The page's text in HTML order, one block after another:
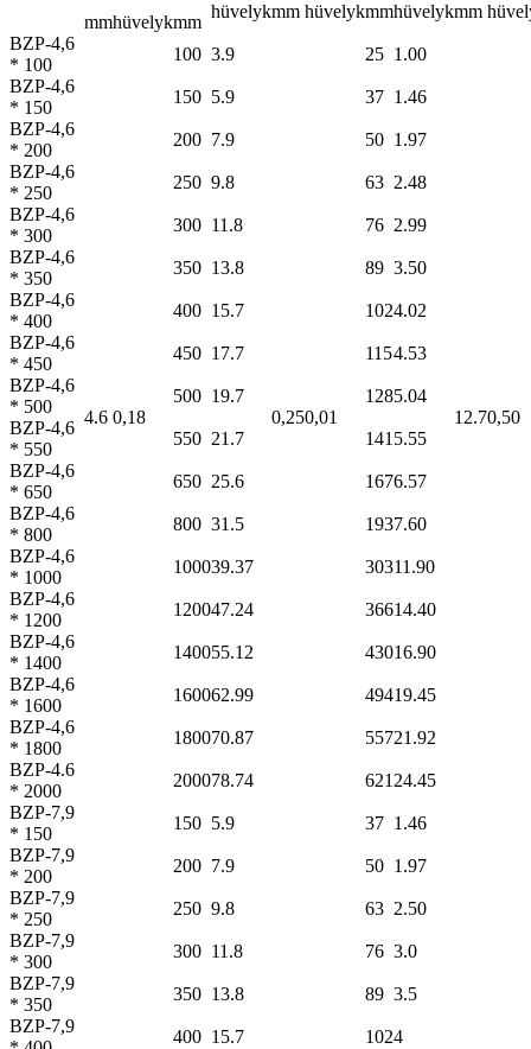
mmhüvelykmm
hüvelykmm hüvelykmmhüvelykmm
BZP-4,6
* 100
4.6 0,18
100 3.9
0,250,01
25 1.00
12.70,50
BZP-4,6
* 150
150 5.9 37 1.46
BZP-4,6
* 200
200 7.9 50 1.97
BZP-4,6
* 250
250 9.8 63 2.48
BZP-4,6
* 300
300 11.8 76 2.99
BZP-4,6
* 350
350 13.8 89 3.50
BZP-4,6
* 400
400 15.7 1024.02
BZP-4,6
* 450
450 17.7 1154.53
BZP-4,6
* 500
500 19.7 1285.04
BZP-4,6
* 550
550 21.7 141 5.55
BZP-4,6
* 650
650 25.6 1676.57
BZP-4,6
* 800
800 31.5 1937.60
BZP-4,6
* 1000
100039.37 30311.90
BZP-4,6
* 1200
120047.24 36614.40
BZP-4,6
* 1400
140055.12 43016.90
BZP-4,6
* 1600
160062.99 49419.45
BZP-4,6
* 1800
180070.87 55721.92
BZP-4.6
* 2000
200078.74 621 24.45
BZP-7,9
* 150
150 5.9 37 1.46
BZP-7,9
* 200
200 7.9 50 1.97
BZP-7,9
* 250
250 9.8 63 2.50
BZP-7,9
* 300
300 11.8 76 3.0
BZP-7,9
* 350
350 13.8 89 3.5
BZP-7,9
400 15.7 1024